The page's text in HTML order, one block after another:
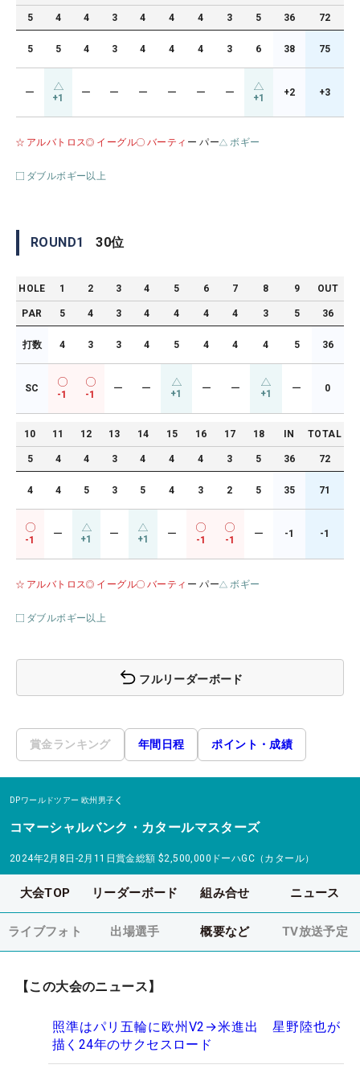
5 4 4 3 4 4 4 3 5 36 72
5 5 4 3 4 4 4 3 6 38 75
ー +1 ー ー ー ー ー ー +1 +2 +3
アルバトロス イーグル バーティ ー パー ボギー
ダブルボギー以上
ROUND1 30位
HOLE 1 2 3 4 5 6 7 8 9 OUT
PAR 5 4 3 4 4 4 4 3 5 36
打数 4 3 3 4 5 4 4 4 5 36
SC
-1 -1
ー ー +1 ー ー +1 ー 0
10 11 12 13 14 15 16 17 18 IN TOTAL
5 4 4 3 4 4 4 3 5 36 72
4 4 5 3 5 4 3 2 5 35 71
-1
ー +1 ー +1 ー
-1 -1
ー -1 -1
アルバトロス イーグル バーティ ー パー ボギー
ダブルボギー以上
フルリーダーボード
賞金ランキング 年間日程 ポイント・成績
DPワールドツアー 欧州男子
コマーシャルバンク・カタールマスターズ
2024年2月8日-2月11日賞金総額 $2,500,000 ドーハGC（カタール）
大会TOP リーダーボード 組み合せ ニュース
ライブフォト 出場選手 概要など TV放送予定
【この大会のニュース】
照準はパリ五輪に欧州V2→米進出 星野陸也が
描く24年のサクセスロード